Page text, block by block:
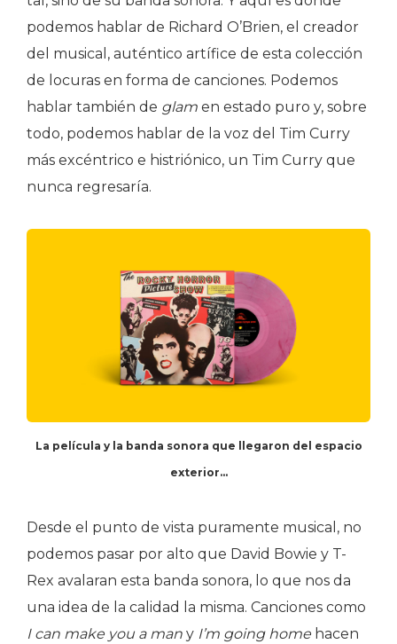
podemos hablar de Richard O’Brien, el creador
del musical, auténtico artífice de esta colección
de locuras en forma de canciones. Podemos
hablar también de glam en estado puro y, sobre
todo, podemos hablar de la voz del Tim Curry
más excéntrico e histriónico, un Tim Curry que
nunca regresaría.
La película y la banda sonora que llegaron del espacio
exterior…
Desde el punto de vista puramente musical, no
podemos pasar por alto que David Bowie y T-
Rex avalaran esta banda sonora, lo que nos da
una idea de la calidad la misma. Canciones como
I can make you a man y I’m going home hacen